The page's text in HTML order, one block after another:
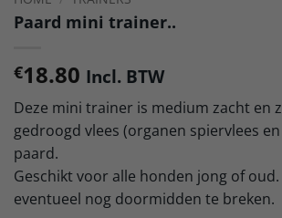
Paard mini trainer..
€18.80 Incl. BTW
Deze mini trainer is medium zacht en
gedroogd vlees (organen spiervlees
paard.
Geschikt voor alle honden jong of oud.
eventueel nog doormidden te breken.